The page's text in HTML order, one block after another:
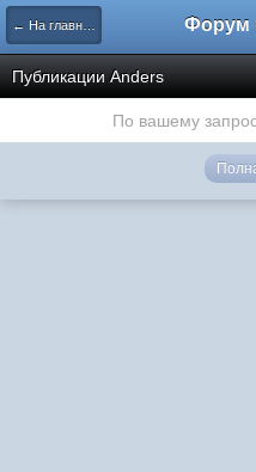
← На главную
Публикации Anders
По вашему